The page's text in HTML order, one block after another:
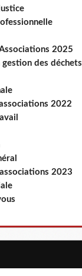
2025
des déchets
2022
2023